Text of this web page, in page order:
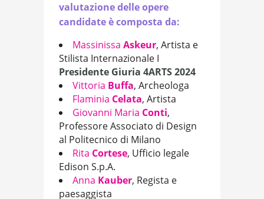
valutazione delle opere
candidate è composta da:
Massinissa Askeur, Artista e
Stilista Internazionale I
Presidente Giuria 4ARTS2024
Vittoria Buffa, Archeologa
Flaminia Celata, Artista
Giovanni Maria Conti,
Professore Associato di Design
al Politecnico di Milano
Rita Cortese, Ufficio legale
Edison S.p.A.
Anna Kauber, Regista e
paesaggista